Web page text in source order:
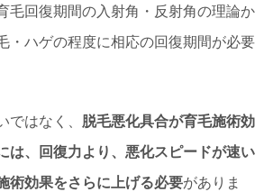
毛回復期間の入射角・反射角の理論か
・ハゲの程度に相応の回復期間が必要
はなく、 脱毛悪化具合が育毛施術効
は、回復力より、悪化スピードが速い
術効果をさらに上げる必要がありま